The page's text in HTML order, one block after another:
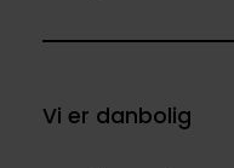
Vi er danbolig